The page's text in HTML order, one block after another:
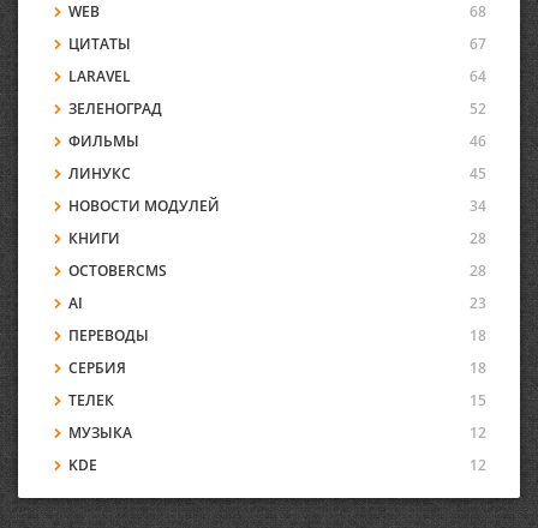
WEB
68
ЦИТАТЫ
67
LARAVEL
64
ЗЕЛЕНОГРАД
52
ФИЛЬМЫ
46
ЛИНУКС
45
НОВОСТИ МОДУЛЕЙ
34
КНИГИ
28
OCTOBERCMS
28
AI
23
ПЕРЕВОДЫ
18
СЕРБИЯ
18
ТЕЛЕК
15
МУЗЫКА
12
KDE
12